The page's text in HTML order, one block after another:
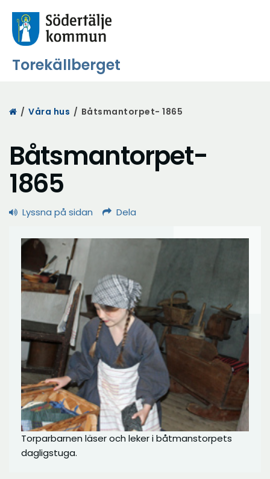
Torekällberget
Start
/ Våra hus / Båtsmantorpet- 1865
Båtsmantorpet-
1865
Lyssna på sidan Dela
Torparbarnen läser och leker i båtmanstorpets
dagligstuga.